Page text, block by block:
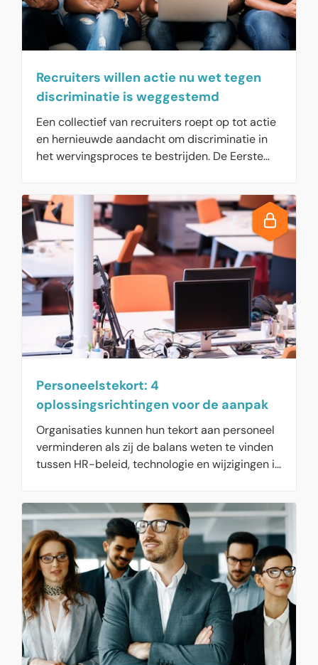
Recruiters willen actie nu wet tegen
discriminatie is weggestemd
Een collectief van recruiters roept op tot actie
en hernieuwde aandacht om discriminatie in
het wervingsproces te bestrijden. De Eerste
voorkomen, maar het collectief vindt dat er
juist wél wettelijke maatregelen nodig zijn om
een einde te maken aan discriminatoire
praktijken die kansen op de arbeidsmarkt
beperken.
Personeelstekort: 4
oplossingsrichtingen voor de aanpak
Organisaties kunnen hun tekort aan personeel
verminderen als zij de balans weten te vinden
tussen HR-beleid, technologie en wijzigingen in
daadwerkelijk effectief is.